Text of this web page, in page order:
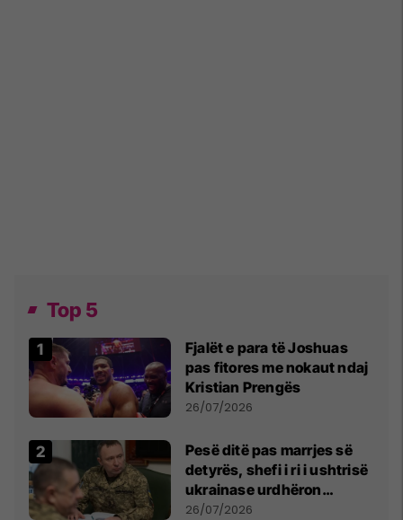
Top 5
Fjalët e para të Joshuas
pas fitores me nokaut ndaj
Kristian Prengës
26/07/2026
Pesë ditë pas marrjes së
detyrës, shefi i ri i ushtrisë
ukrainase urdhëron
kontroll të madh
26/07/2026